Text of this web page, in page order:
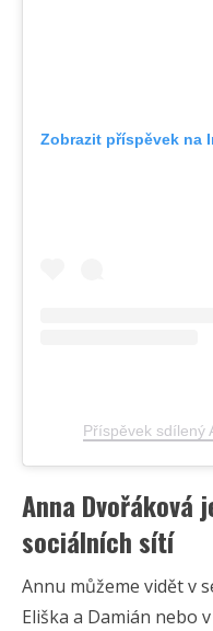
Zobrazit příspěvek na
Příspěvek sdílený
Anna Dvořáková
sociálních sítí
Annu můžeme vidět v
Eliška a Damián nebo